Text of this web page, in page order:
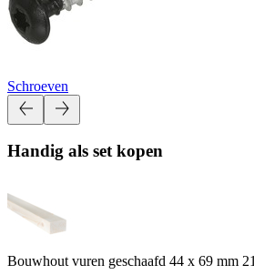
Schroeven
Handig als set kopen
Bouwhout vuren geschaafd 44 x 69 mm